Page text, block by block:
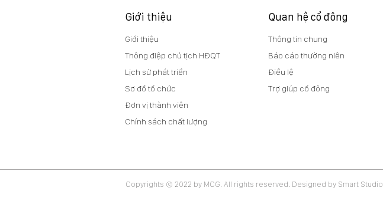
Giới thiệu
Giới thiệu
Thông điệp chủ tịch HĐQT
Lịch sử phát triển
Sơ đồ tổ chức
Đơn vị thành viên
Chính sách chất lượng
Quan hệ cổ đông
Thông tin chung
Báo cáo thường niên
Điều lệ
Trợ giúp cổ đông
Copyrights © 2022 by MCG. All rights reserved. Designed by Smart Studio